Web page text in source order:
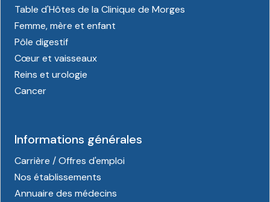
Table d'Hôtes de la Clinique de Morges
Femme, mère et enfant
Pôle digestif
Cœur et vaisseaux
Reins et urologie
Cancer
Informations générales
Carrière / Offres d'emploi
Nos établissements
Annuaire des médecins